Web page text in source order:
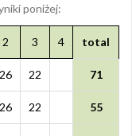
poniżej:
2 3 4 total
26 22 71
26 22 55